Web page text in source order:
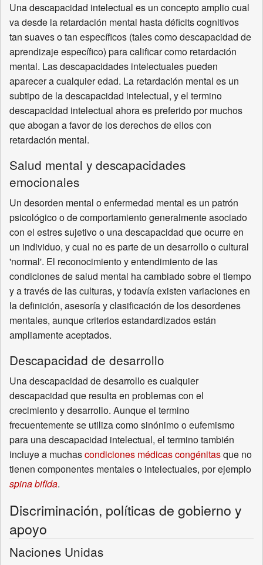
Una descapacidad intelectual es un concepto amplio cual
va desde la retardación mental hasta déficits cognitivos
tan suaves o tan específicos (tales como descapacidad de
aprendizaje específico) para calificar como retardación
mental. Las descapacidades intelectuales pueden
aparecer a cualquier edad. La retardación mental es un
subtipo de la descapacidad intelectual, y el termino
descapacidad intelectual ahora es preferido por muchos
que abogan a favor de los derechos de ellos con
retardación mental.
Salud mental y descapacidades
emocionales
Un desorden mental o enfermedad mental es un patrón
psicológico o de comportamiento generalmente asociado
con el estres sujetivo o una descapacidad que ocurre en
un individuo, y cual no es parte de un desarrollo o cultural
'normal'. El reconocimiento y entendimiento de las
condiciones de salud mental ha cambiado sobre el tiempo
y a través de las culturas, y todavía existen variaciones en
la definición, asesoría y clasificación de los desordenes
mentales, aunque criterios estandardizados están
ampliamente aceptados.
Descapacidad de desarrollo
Una descapacidad de desarrollo es cualquier
descapacidad que resulta en problemas con el
crecimiento y desarrollo. Aunque el termino
frecuentemente se utiliza como sinónimo o eufemismo
para una descapacidad intelectual, el termino también
incluye a muchascondiciones médicas congénitasque no
tienen componentes mentales o intelectuales, por ejemplo
spina bifida.
Discriminación, políticas de gobierno y
apoyo
Naciones Unidas